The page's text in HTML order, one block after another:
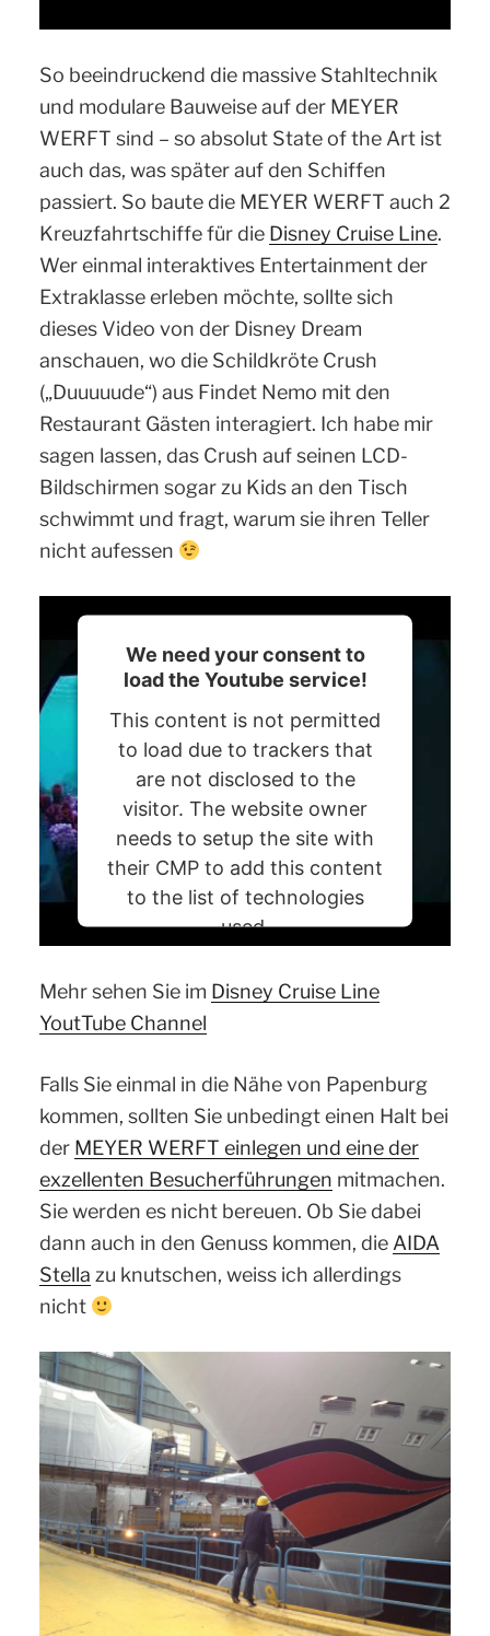
So beeindruckend die massive Stahltechnik
und modulare Bauweise auf der MEYER
WERFT sind – so absolut State of the Art ist
auch das, was später auf den Schiffen
passiert. So baute die MEYER WERFT auch 2
Kreuzfahrtschiffe für die Disney Cruise Line.
Wer einmal interaktives Entertainment der
Extraklasse erleben möchte, sollte sich
dieses Video von der Disney Dream
anschauen, wo die Schildkröte Crush
(„Duuuuude“) aus Findet Nemo mit den
Restaurant Gästen interagiert. Ich habe mir
sagen lassen, das Crush auf seinen LCD-
Bildschirmen sogar zu Kids an den Tisch
schwimmt und fragt, warum sie ihren Teller
nicht aufessen
We need your consent to
load the Youtube service!
This content is not permitted
to load due to trackers that
are not disclosed to the
visitor. The website owner
needs to setup the site with
their CMP to add this content
to the list of technologies
used.
Powered byUsercentrics Consent
Management Platform
Mehr sehen Sie im Disney Cruise Line
YoutTube Channel
Falls Sie einmal in die Nähe von Papenburg
kommen, sollten Sie unbedingt einen Halt bei
der MEYER WERFT einlegen und eine der
exzellenten Besucherführungen mitmachen.
Sie werden es nicht bereuen. Ob Sie dabei
dann auch in den Genuss kommen, die AIDA
Stella zu knutschen, weiss ich allerdings
nicht